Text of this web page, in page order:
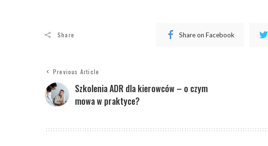
Share Share on Facebook
Previous Article
Szkolenia ADR dla kierowców – o czym
mowa w praktyce?